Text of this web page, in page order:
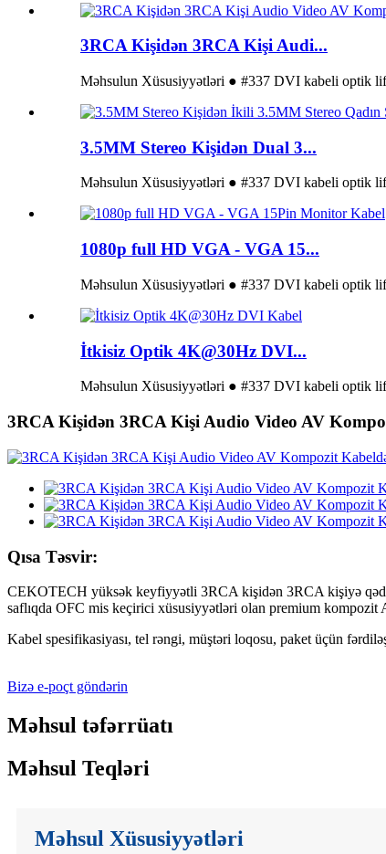
3RCA Kişidən 3RCA Kişi Audi...
Məhsulun Xüsusiyyətləri ● #337 DVI kabeli optik
3.5MM Stereo Kişidən Dual 3...
Məhsulun Xüsusiyyətləri ● #337 DVI kabeli optik
1080p full HD VGA - VGA 15...
Məhsulun Xüsusiyyətləri ● #337 DVI kabeli optik
İtkisiz Optik 4K@30Hz DVI...
Məhsulun Xüsusiyyətləri ● #337 DVI kabeli optik
3RCA Kişidən 3RCA Kişi Audio Video AV
Qısa Təsvir:
CEKOTECH yüksək keyfiyyətli 3RCA kişidən 3RCA kişiyə
saflıqda OFC mis keçirici xüsusiyyətləri olan premium
Kabel spesifikasiyası, tel rəngi, müştəri loqosu, paket üçün
Bizə e-poçt göndərin
Məhsul təfərrüatı
Məhsul Teqləri
Məhsul Xüsusiyyətləri